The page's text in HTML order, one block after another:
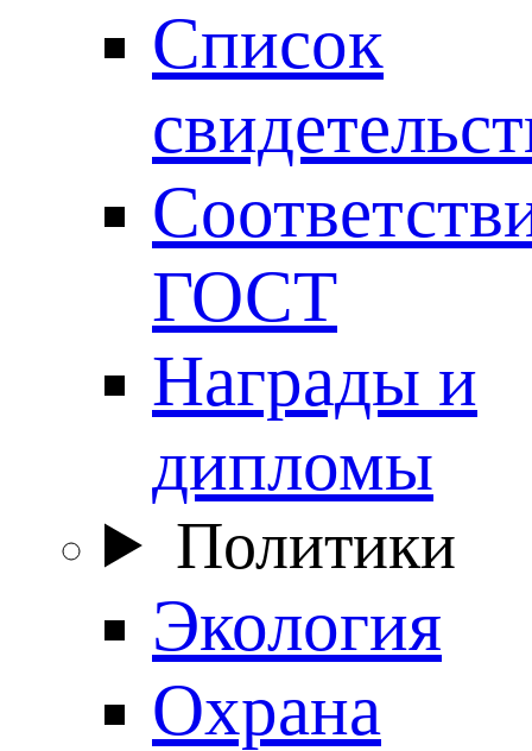
Список
ГОСТ
Награды и
дипломы
Политики
Экология
Охрана